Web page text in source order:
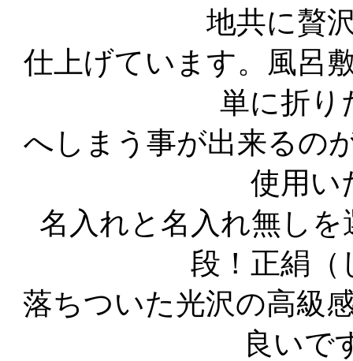
地共に贅
仕上げています。風呂
単に折り
へしまう事が出来るの
使用い
名入れと名入れ無し
段！正絹（
落ちついた光沢の高級
良いで